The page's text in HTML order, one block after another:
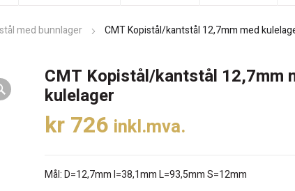
med bunnlager CMT Kopistål/kantstål 12,7mm med
CMT Kopistål/kantstål 12,7mm
kulelager
kr726 inkl.mva.
Mål: D=12,7mm I=38,1mm L=93,5mm S=12mm